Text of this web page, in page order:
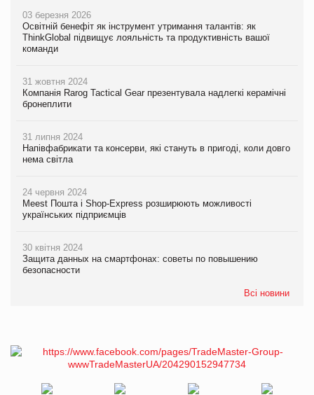
03 березня 2026
Освітній бенефіт як інструмент утримання талантів: як
ThinkGlobal підвищує лояльність та продуктивність вашої
команди
31 жовтня 2024
Компанія Rarog Tactical Gear презентувала надлегкі керамічні
бронеплити
31 липня 2024
Напівфабрикати та консерви, які стануть в пригоді, коли довго
нема світла
24 червня 2024
Meest Пошта і Shop-Express розширюють можливості
українських підприємців
30 квітня 2024
Защита данных на смартфонах: советы по повышению
безопасности
Всі новини